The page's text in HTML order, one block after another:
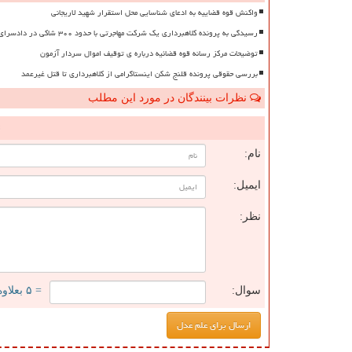
واکنش قوه قضاییه به ادعای شناسایی محل استقرار شهید لاریجانی
رسیدگی به پرونده کلاهبرداری یک شرکت مهاجرتی با حدود ۳۰۰ شاکی در دادسرای تهران
توضیحات مرکز رسانه قوه قضائیه درباره ی توقیف اموال سردار آزمون
بررسی حقوقی پرونده قلنج شکن اینستاگرامی از کلاهبرداری تا قتل غیرعمد
نظرات بینندگان در مورد این مطلب
نام:
ایمیل:
نظر:
سوال: = ۵ بعلاوه ۲